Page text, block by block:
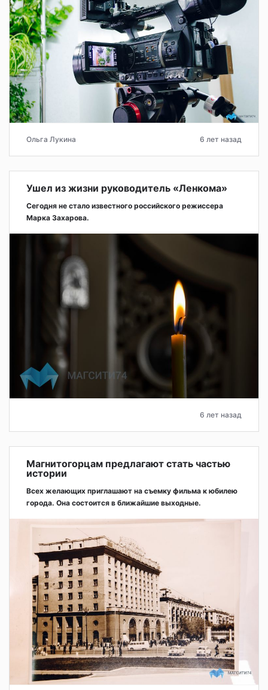
Ольга Лукина 6 лет назад
Ушел из жизни руководитель «Ленкома»
Сегодня не стало известного российского режиссера
Марка Захарова.
6 лет назад
Магнитогорцам предлагают стать частью
истории
Всех желающих приглашают на съемку фильма к юбилею
города. Она состоится в ближайшие выходные.